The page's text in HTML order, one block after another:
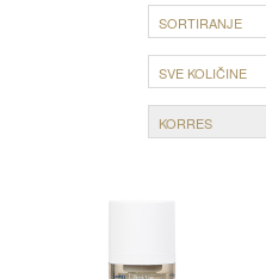
SORTIRANJE
SVE KOLIČINE
KORRES